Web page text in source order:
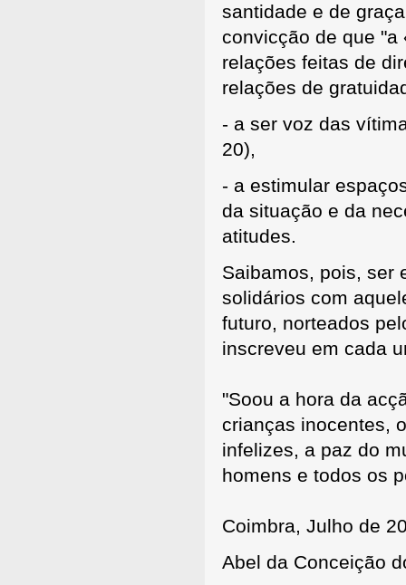
santidade e de
convicção de que "a
relações feitas de
relações de
- a ser voz das
20),
- a estimular
da situação e da
atitudes.
Saibamos, pois, ser
solidários com
futuro, norteados
inscreveu em cada
"Soou a hora da
crianças inocentes,
infelizes, a paz do
homens e todos os
Coimbra, Julho de
Abel da Conceição